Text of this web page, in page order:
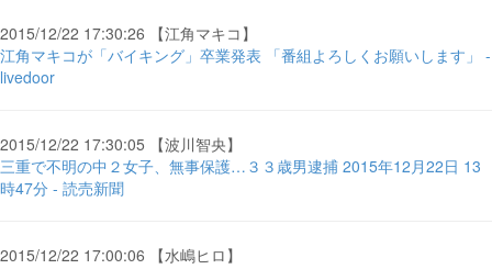
2015/12/22 17:30:26 【江角マキコ】
江角マキコが「バイキング」卒業発表 「番組よろしくお願いします」 -
livedoor
2015/12/22 17:30:05 【波川智央】
三重で不明の中２女子、無事保護…３３歳男逮捕 2015年12月22日 13
時47分 - 読売新聞
2015/12/22 17:00:06 【水嶋ヒロ】